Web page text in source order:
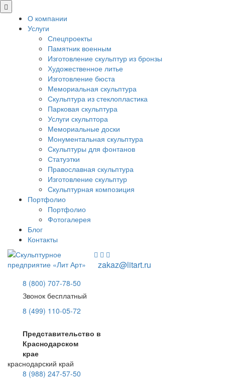
О компании
Услуги
Спецпроекты
Памятник военным
Изготовление скульптур из бронзы
Художественное литье
Изготовление бюста
Мемориальная скульптура
Скульптура из стеклопластика
Парковая скульптура
Услуги скульптора
Мемориальные доски
Монументальная скульптура
Скульптуры для фонтанов
Статуэтки
Православная скульптура
Изготовление скульптур
Скульптурная композиция
Портфолио
Портфолио
Фотогалерея
Блог
Контакты
zakaz@litart.ru
8 (800) 707-78-50
Звонок бесплатный
8 (499) 110-05-72
Представительство в
Краснодарском
крае
краснодарский край
8 (988) 247-57-50